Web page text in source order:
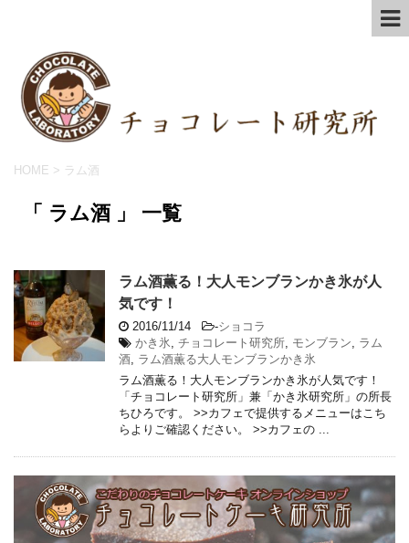
HOME > ラム酒
「 ラム酒 」 一覧
ラム酒薫る！大人モンブランかき氷が人
気です！
2016/11/14 -ショコラ
かき氷 チョコレート研究所 モンブラン
ラム
酒 ラム酒薫る大人モンブランかき氷
ラム酒薫る！大人モンブランかき氷が人気です！
「チョコレート研究所」兼「かき氷研究所」の所長
ちひろです。 >>カフェで提供するメニューはこち
らよりご確認ください。 >>カフェの ...